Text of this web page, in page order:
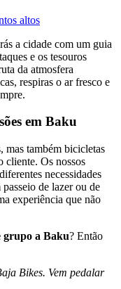
altos
a cidade com um guia
e os tesouros
da atmosfera
respiras o ar fresco e
em Baku
mas também bicicletas
cliente. Os nossos
necessidades
de lazer ou de
experiência que não
grupo a Baku? Então
Bikes. Vem pedalar